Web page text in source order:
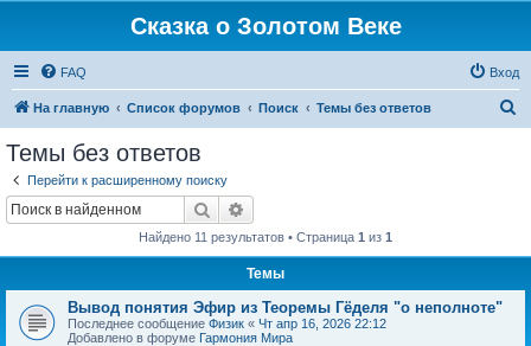
Сказка о Золотом Веке
FAQ Вход
На главную Список форумов Поиск Темы без ответов
Темы без ответов
Перейти к расширенному поиску
Поиск
Найдено 11 результатов • Страница 1 из 1
Темы
Вывод понятия Эфир из Теоремы Гёделя "о неполноте"
Последнее сообщение Физик « Чт апр 16, 2026 22:12
Добавлено в форуме Гармония Мира